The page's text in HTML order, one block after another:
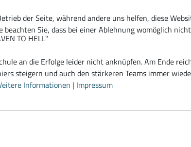
TO HELL"
an die Erfolge leider nicht anknüpfen. Am Ende
steigern und auch den stärkeren Teams immer
der Seite, während andere uns helfen, diese
beachten Sie, dass bei einer Ablehnung womöglich
Informationen | Impressum